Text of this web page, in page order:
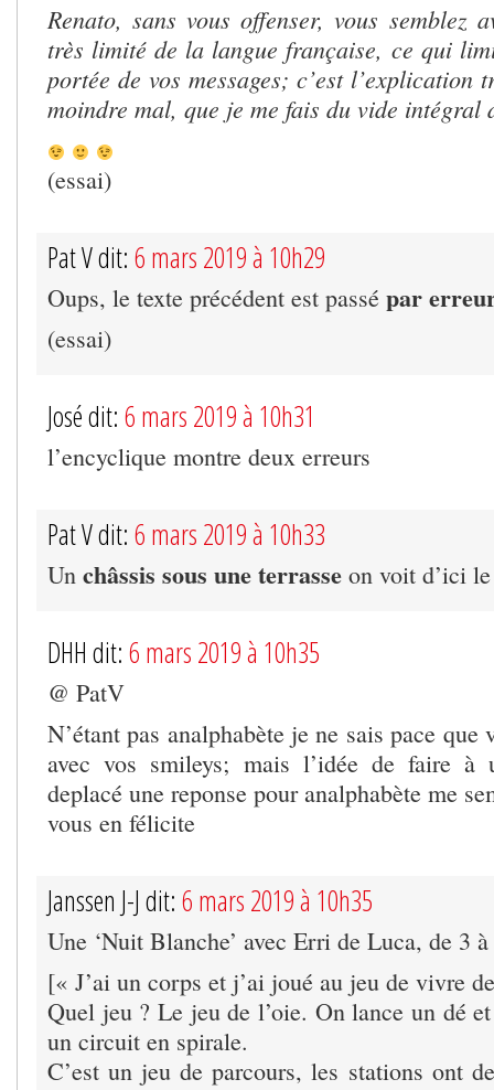
Renato, sans vous offenser, vous semblez
très limité de la langue française, ce qui
portée de vos messages; c’est l’explication
moindre mal, que je me fais du vide intégral
(essai)
Pat V dit: 6 mars 2019 à 10h29
Oups, le texte précédent est passé par
(essai)
José dit: 6 mars 2019 à 10h31
l’encyclique montre deux erreurs
Pat V dit: 6 mars 2019 à 10h33
Un châssis sous une terrasse on voit d’ici
DHH dit: 6 mars 2019 à 10h35
@ PatV
N’étant pas analphabète je ne sais pace que
avec vos smileys; mais l’idée de faire
deplacé une reponse pour analphabète me
vous en félicite
Janssen J-J dit: 6 mars 2019 à 10h35
Une ‘Nuit Blanche’ avec Erri de Luca, de 3
[« J’ai un corps et j’ai joué au jeu de vivre
Quel jeu ? Le jeu de l’oie. On lance un dé
un circuit en spirale.
C’est un jeu de parcours, les stations ont